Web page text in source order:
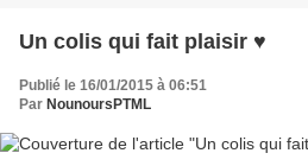
Un colis qui fait plaisir ♥
Publié le 16/01/2015 à 06:51
Par NounoursPTML